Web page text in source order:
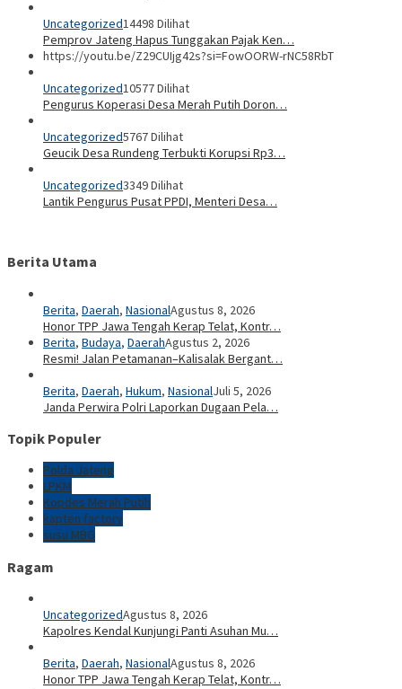
Uncategorized14498 Dilihat
Pemprov Jateng Hapus Tunggakan Pajak Ken…
https://youtu.be/Z29CUIjg42s?si=FowOORW-rNC58RbT
Uncategorized10577 Dilihat
Pengurus Koperasi Desa Merah Putih Doron…
Uncategorized5767 Dilihat
Geucik Desa Rundeng Terbukti Korupsi Rp3…
Uncategorized3349 Dilihat
Lantik Pengurus Pusat PPDI, Menteri Desa…
Berita Utama
Berita, Daerah, NasionalAgustus 8, 2026
Honor TPP Jawa Tengah Kerap Telat, Kontr…
Berita, Budaya, DaerahAgustus 2, 2026
Resmi! Jalan Petamanan–Kalisalak Bergant…
Berita, Daerah, Hukum, NasionalJuli 5, 2026
Janda Perwira Polri Laporkan Dugaan Pela…
Topik Populer
Polda Jateng
LPKM
Kopdes Merah Putih
kapten factory
susu MBG
Ragam
UncategorizedAgustus 8, 2026
Kapolres Kendal Kunjungi Panti Asuhan Mu…
Berita, Daerah, NasionalAgustus 8, 2026
Honor TPP Jawa Tengah Kerap Telat, Kontr…